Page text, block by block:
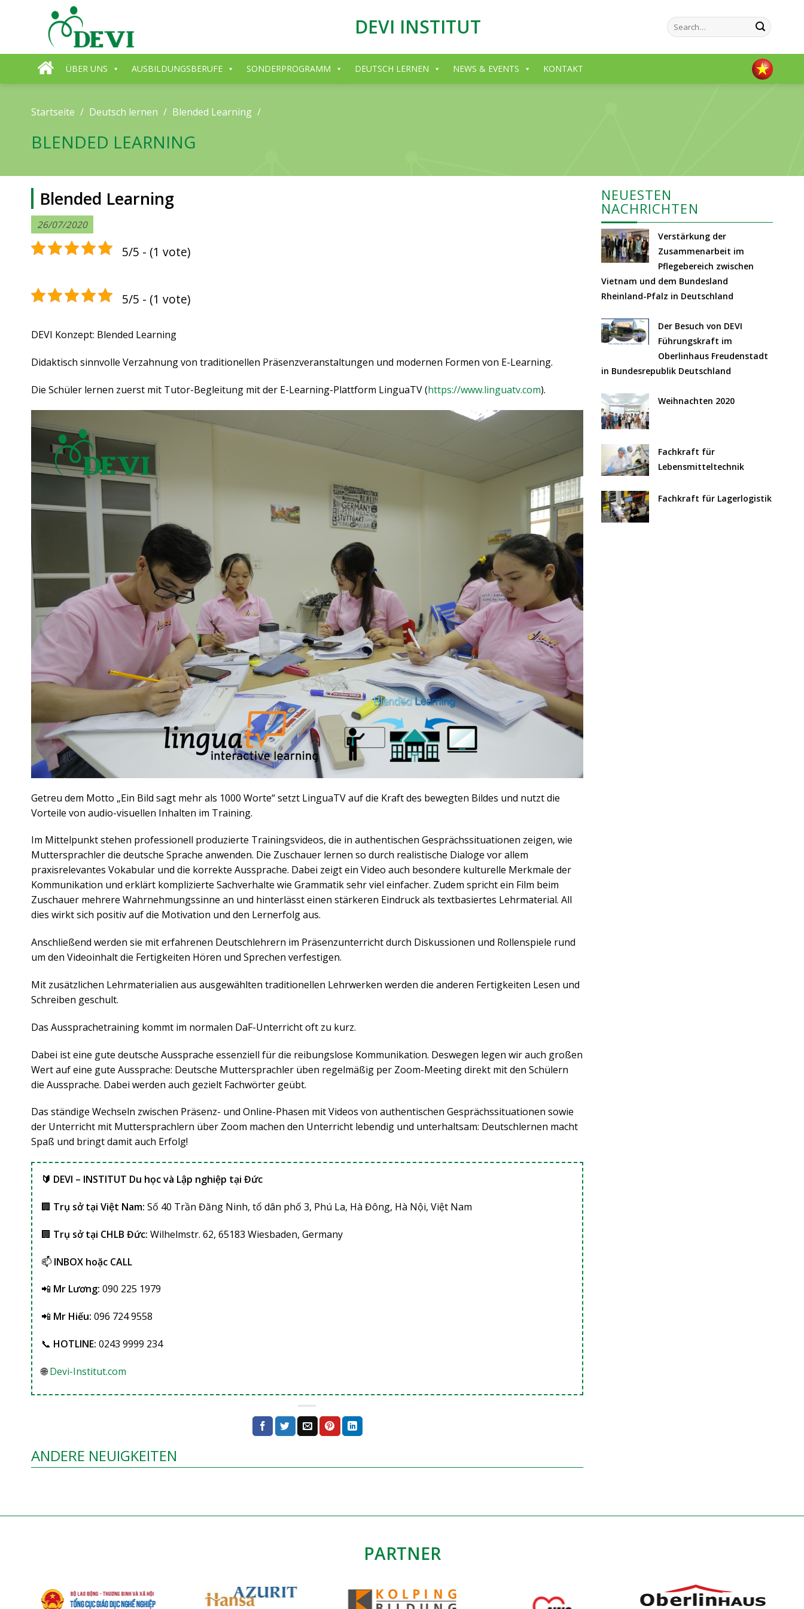
DEVI INSTITUT
ÜBER UNS AUSBILDUNGSBERUFE SONDERPROGRAMM DEUTSCH LERNEN NEWS & EVENTS KONTAKT
Startseite / Deutsch lernen / Blended Learning /
BLENDED LEARNING
Blended Learning
26/07/2020
5/5 - (1 vote)
5/5 - (1 vote)
DEVI Konzept: Blended Learning
Didaktisch sinnvolle Verzahnung von traditionellen Präsenzveranstaltungen und modernen Formen von E-Learning.
Die Schüler lernen zuerst mit Tutor-Begleitung mit der E-Learning-Plattform LinguaTV (https://www.linguatv.com).
Getreu dem Motto „Ein Bild sagt mehr als 1000 Worte“ setzt LinguaTV auf die Kraft des bewegten Bildes und nutzt die
Vorteile von audio-visuellen Inhalten im Training.
Im Mittelpunkt stehen professionell produzierte Trainingsvideos, die in authentischen Gesprächssituationen zeigen, wie
Muttersprachler die deutsche Sprache anwenden. Die Zuschauer lernen so durch realistische Dialoge vor allem
praxisrelevantes Vokabular und die korrekte Aussprache. Dabei zeigt ein Video auch besondere kulturelle Merkmale der
Kommunikation und erklärt komplizierte Sachverhalte wie Grammatik sehr viel einfacher. Zudem spricht ein Film beim
Zuschauer mehrere Wahrnehmungssinne an und hinterlässt einen stärkeren Eindruck als textbasiertes Lehrmaterial. All
dies wirkt sich positiv auf die Motivation und den Lernerfolg aus.
Anschließend werden sie mit erfahrenen Deutschlehrern im Präsenzunterricht durch Diskussionen und Rollenspiele rund
um den Videoinhalt die Fertigkeiten Hören und Sprechen verfestigen.
Mit zusätzlichen Lehrmaterialien aus ausgewählten traditionellen Lehrwerken werden die anderen Fertigkeiten Lesen und
Schreiben geschult.
Das Aussprachetraining kommt im normalen DaF-Unterricht oft zu kurz.
Dabei ist eine gute deutsche Aussprache essenziell für die reibungslose Kommunikation. Deswegen legen wir auch großen
Wert auf eine gute Aussprache: Deutsche Muttersprachler üben regelmäßig per Zoom-Meeting direkt mit den Schülern
die Aussprache. Dabei werden auch gezielt Fachwörter geübt.
​Das ständige Wechseln zwischen Präsenz- und Online-Phasen mit Videos von authentischen Gesprächssituationen sowie
der Unterricht mit Muttersprachlern über Zoom machen den Unterricht lebendig und unterhaltsam: Deutschlernen macht
Spaß und bringt damit auch Erfolg!
🔰 DEVI – INSTITUT Du học và Lập nghiệp tại Đức
🏢 Trụ sở tại Việt Nam: Số 40 Trần Đăng Ninh, tổ dân phố 3, Phú La, Hà Đông, Hà Nội, Việt Nam
🏢 Trụ sở tại CHLB Đức: Wilhelmstr. 62, 65183 Wiesbaden, Germany
📫 INBOX hoặc CALL
📲 Mr Lương: 090 225 1979
📲 Mr Hiếu: 096 724 9558
📞 HOTLINE: 0243 9999 234
🌐Devi-Institut.com
ANDERE NEUIGKEITEN
NEUESTEN
NACHRICHTEN
Verstärkung der
Zusammenarbeit im
Pflegebereich zwischen
Vietnam und dem Bundesland
Rheinland-Pfalz in Deutschland
Der Besuch von DEVI
Führungskraft im
Oberlinhaus Freudenstadt
in Bundesrepublik Deutschland
Weihnachten 2020
Fachkraft für
Lebensmitteltechnik
Fachkraft für Lagerlogistik
PARTNER